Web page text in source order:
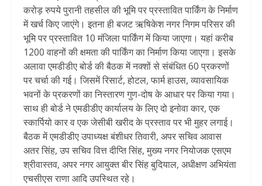
करोड़ रुपये पुरानी तहसील की भूमि पर प्रस्तावित पार्किंग के निर्माण
में खर्च किए जाएंगे। इतना ही बजट ऋषिकेश नगर निगम परिसर की
भूमि पर प्रस्तावित 10 मंजिला पार्किंग में किया जाएगा। यहां करीब
1200 वाहनों की क्षमता की पार्किंग का निर्माण किया जाएगा। इसके
अलावा एमडीडीए बोर्ड की बैठक में नक्शों से संबंधित 60 प्रकरणों
पर चर्चा की गई। जिसमें रिसार्ट, होटल, फार्म हाउस, व्यावसायिक
भवनों के प्रकरणों का निस्तारण गुण-दोष के आधार पर किया गया।
साथ ही बोर्ड ने एमडीडीए कार्यालय के लिए दो इनोवा कार, एक
स्कार्पियो कार व एक जेसीबी खरीद के प्रस्ताव पर भी मुहर लगाई।
बैठक में एमडीडीए उपाध्यक्ष बंशीधर तिवारी, अपर सचिव आवास
अतर सिंह, उप सचिव वित्त दीप्ति सिंह, मुख्य नगर नियोजक एसएम
श्रीवास्तव, अपर नगर आयुक्त बीर सिंह बुदियाल, अधीक्षण अभियंता
एचसीएस राणा आदि उपस्थित रहे।